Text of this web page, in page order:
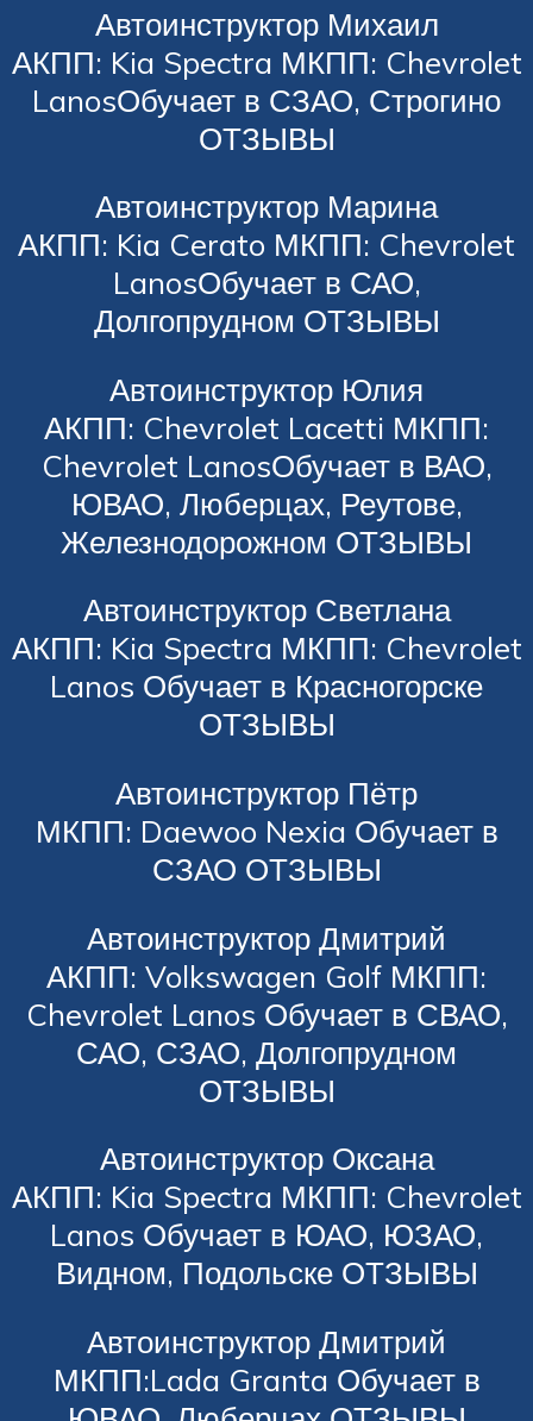
Автоинструктор Михаил
АКПП: Kia Spectra МКПП: Chevrolet
LanosОбучает в СЗАО, Строгино
ОТЗЫВЫ
Автоинструктор Марина
АКПП: Kia Cerato МКПП: Chevrolet
LanosОбучает в САО,
Долгопрудном ОТЗЫВЫ
Автоинструктор Юлия
АКПП: Chevrolet Lacetti МКПП:
Chevrolet LanosОбучает в ВАО,
ЮВАО, Люберцах, Реутове,
Железнодорожном ОТЗЫВЫ
Автоинструктор Светлана
АКПП: Kia Spectra МКПП: Chevrolet
Lanos Обучает в Красногорске
ОТЗЫВЫ
Автоинструктор Пётр
МКПП: Daewoo Nexia Обучает в
СЗАО ОТЗЫВЫ
Автоинструктор Дмитрий
АКПП: Volkswagen Golf МКПП:
Chevrolet Lanos Обучает в СВАО,
САО, СЗАО, Долгопрудном
ОТЗЫВЫ
Автоинструктор Оксана
АКПП: Kia Spectra МКПП: Chevrolet
Lanos Обучает в ЮАО, ЮЗАО,
Видном, Подольске ОТЗЫВЫ
Автоинструктор Дмитрий
МКПП:Lada Granta Обучает в